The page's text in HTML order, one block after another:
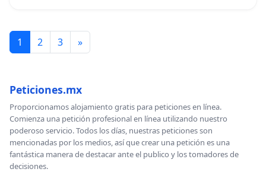
1 2 3 »
Peticiones.mx
Proporcionamos alojamiento gratis para peticiones en línea.
Comienza una petición profesional en línea utilizando nuestro
poderoso servicio. Todos los días, nuestras peticiones son
mencionadas por los medios, así que crear una petición es una
fantástica manera de destacar ante el publico y los tomadores de
decisiones.